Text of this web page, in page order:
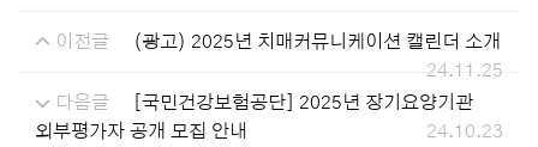
이전글
(광고) 2025년 치매커뮤니케이션 캘린더 소개
24.11.25
다음글
[국민건강보험공단] 2025년 장기요양기관
외부평가자 공개 모집 안내
24.10.23